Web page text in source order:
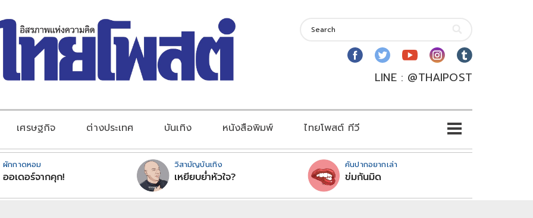
LINE : @THAIPOST
เศรษฐกิจ ต่างประเทศ บันเทิง หนังสือพิมพ์ ไทยโพสต์ ทีวี
ผักกาดหอม
ออเดอร์จากคุก!
วิสามัญบันเทิง
เหยียบย่ำหัวใจ?
คันปากอยากเล่า
ข่มกันมิด